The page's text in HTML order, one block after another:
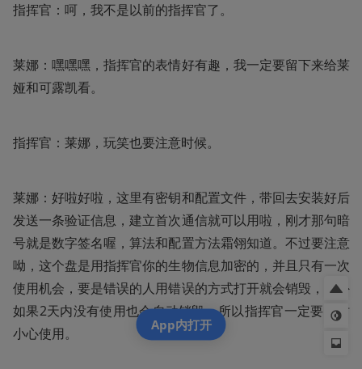
指挥官：呵，我不是以前的指挥官了。
莱娜：嘿嘿嘿，指挥官的表情好有趣，我一定要留下来给莱
娅和可露凯看。
指挥官：莱娜，玩笑也要注意时候。
莱娜：好啦好啦，这里有密钥和配置文件，带回去安装好后
发送一条验证信息，建立首次通信就可以用啦，刚才那句暗
号就是数字签名喔，算法和配置方法霜翎知道。不过要注意
呦，这个盘是用指挥官你的生物信息加密的，并且只有一次
使用机会，要是错误的人用错误的方式打开就会销毁，另外
如果2天内没有使用也会自动销毁，所以指挥官一定要及时
小心使用。
App内打开